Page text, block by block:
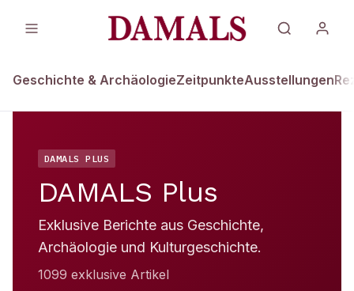
Geschichte & ArchäologieZeitpunkteAusstellungen
DAMALS PLUS
DAMALS Plus
Exklusive Berichte aus Geschichte,
Archäologie und Kulturgeschichte.
1099 exklusive Artikel